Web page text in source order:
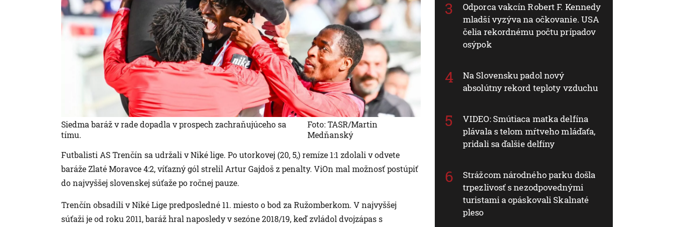
Siedma baráž v rade dopadla v prospech zachraňujúceho sa
tímu.
Foto: TASR/Martin
Medňanský
Futbalisti AS Trenčín sa udržali v Niké lige. Po utorkovej (20, 5,) remíze 1:1 zdolali v odvete
baráže Zlaté Moravce 4:2, víťazný gól strelil Artur Gajdoš z penalty. ViOn mal možnosť postúpiť
do najvyššej slovenskej súťaže po ročnej pauze.
Trenčín obsadili v Niké Lige predposledné 11. miesto o bod za Ružomberkom. V najvyššej
súťaži je od roku 2011, baráž hral naposledy v sezóne 2018/19, keď zvládol dvojzápas s
Odporca vakcín Robert F. Kennedy
mladší vyzýva na očkovanie. USA
čelia rekordnému počtu prípadov
osýpok
Na Slovensku padol nový
absolútny rekord teploty vzduchu
VIDEO: Smútiaca matka delfína
plávala s telom mŕtveho mláďaťa,
pridali sa ďalšie delfíny
Strážcom národného parku došla
trpezlivosť s nezodpovednými
turistami a opáskovali Skalnaté
pleso